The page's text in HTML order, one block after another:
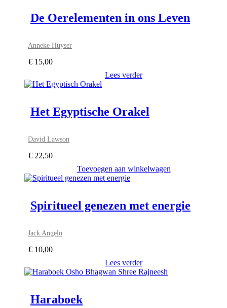
De Oerelementen in ons Leven
Anneke Huyser
€ 15,00
Lees verder
Het Egyptische Orakel
David Lawson
€ 22,50
Toevoegen aan winkelwagen
Spiritueel genezen met energie
Jack Angelo
€ 10,00
Lees verder
Haraboek